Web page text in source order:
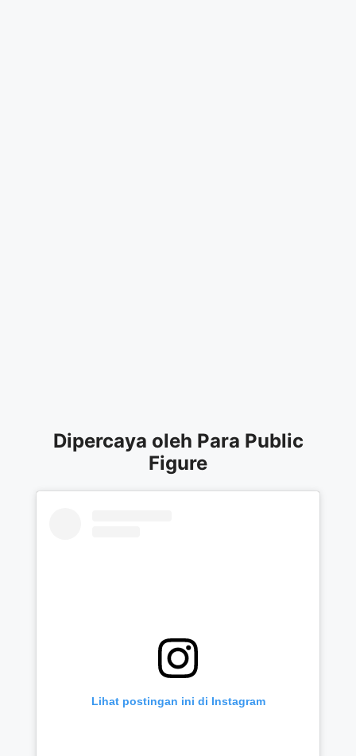
Lihat postingan ini di Instagram